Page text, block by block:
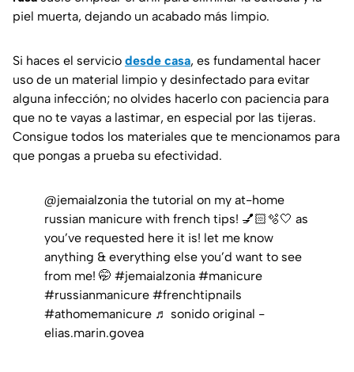
piel muerta, dejando un acabado más limpio.
Si haces el servicio desde casa, es fundamental hacer
uso de un material limpio y desinfectado para evitar
alguna infección; no olvides hacerlo con paciencia para
que no te vayas a lastimar, en especial por las tijeras.
Consigue todos los materiales que te mencionamos para
que pongas a prueba su efectividad.
@jemaialzonia the tutorial on my at-home
russian manicure with french tips! 💅🏻🫧🤍 as
you’ve requested here it is! let me know
anything & everything else you’d want to see
from me! 🤭 #jemaialzonia #manicure
#russianmanicure #frenchtipnails
#athomemanicure ♬ sonido original -
elias.marin.govea